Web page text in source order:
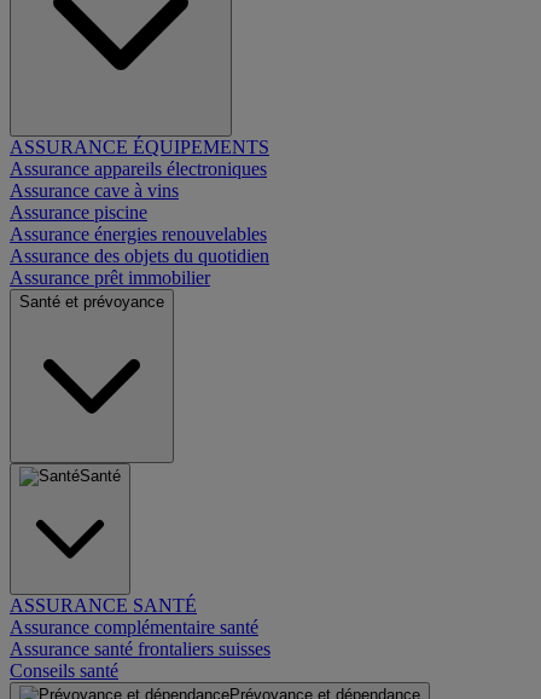
ASSURANCE ÉQUIPEMENTS
Assurance appareils électroniques
Assurance cave à vins
Assurance piscine
Assurance énergies renouvelables
Assurance des objets du quotidien
Assurance prêt immobilier
Santé et prévoyance
Santé
ASSURANCE SANTÉ
Assurance complémentaire santé
Assurance santé frontaliers suisses
Conseils santé
Prévoyance et dépendance